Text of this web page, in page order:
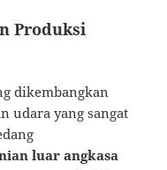
Produksi
dikembangkan
udara yang sangat
luar angkasa